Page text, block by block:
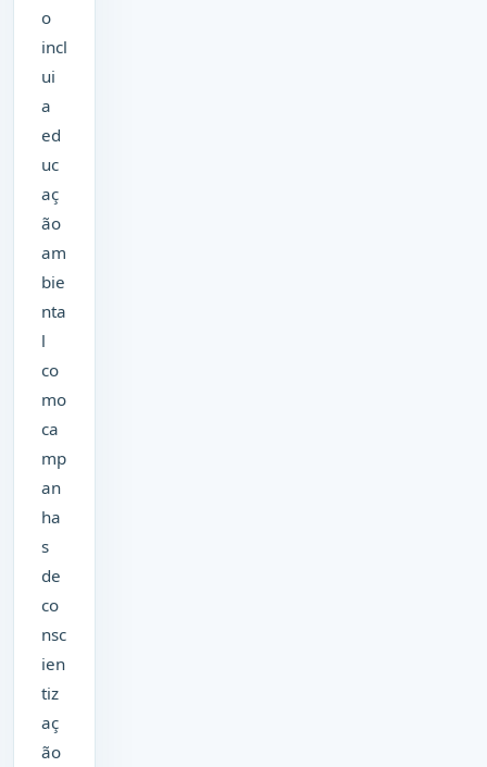
o
incl
ui
a
ed
uc
aç
ão
am
bie
nta
l
co
mo
ca
mp
an
ha
s
de
co
nsc
ien
tiz
aç
ão